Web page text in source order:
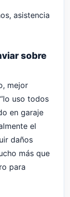
asistencia
sobre
mejor
uso todos
en garaje
el
daños
más que
para